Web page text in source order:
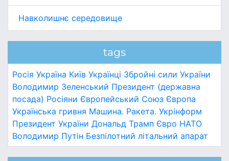
Навколишнє середовище
tags
Росія Україна Київ Українці Збройні сили України
Володимир Зеленський Президент (державна
посада) Росіяни Європейський Союз Європа
Українська гривня Машина. Ракета. Укрінформ
Президент України Дональд Трамп Євро НАТО
Володимир Путін Безпілотний літальний апарат